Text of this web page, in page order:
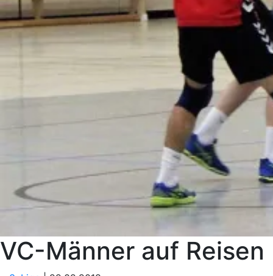
VC-Männer auf Reisen